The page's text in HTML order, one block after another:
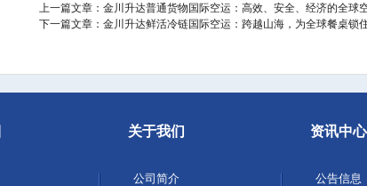
上一篇文章： 金川升达普通货物国际空运：高效、安全、经济的全球
下一篇文章： 金川升达鲜活冷链国际空运：跨越山海，为全球餐桌锁
关于我们 资讯中心
公司简介 公告信息